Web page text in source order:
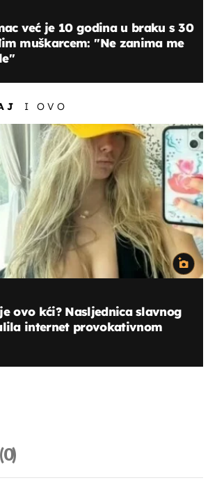
već je 10 godina u braku s 30
muškarcem: ''Ne zanima me
I OVO
ovo kći? Nasljednica slavnog
internet provokativnom
(0)